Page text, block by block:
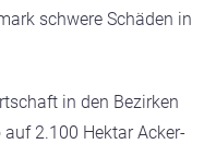
schwere Schäden in
in den Bezirken
2.100 Hektar Acker-